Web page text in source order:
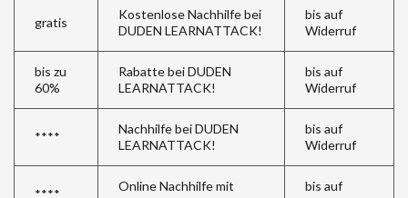
gratis
Kostenlose Nachhilfe bei
DUDEN LEARNATTACK!
bis auf
Widerruf
bis zu
60%
Rabatte bei DUDEN
LEARNATTACK!
bis auf
Widerruf
****
Nachhilfe bei DUDEN
LEARNATTACK!
bis auf
Widerruf
****
Online Nachhilfe mit
bis auf